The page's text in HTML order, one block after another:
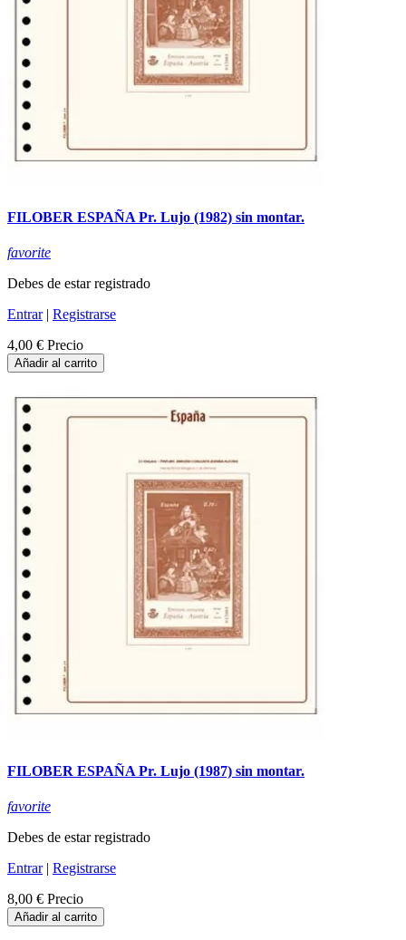
FILOBER ESPAÑA Pr. Lujo (1982) sin montar.
favorite
Debes de estar registrado
Entrar| Registrarse
4,00 € Precio
Añadir al carrito
FILOBER ESPAÑA Pr. Lujo (1987) sin montar.
favorite
Debes de estar registrado
Entrar| Registrarse
8,00 € Precio
Añadir al carrito